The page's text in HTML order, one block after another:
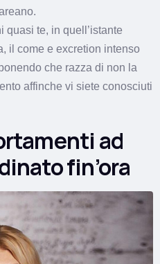
quasi te, in quell’istante
il come e excretion intenso
che razza di non la
affinche vi siete conosciuti
ad
fin’ora